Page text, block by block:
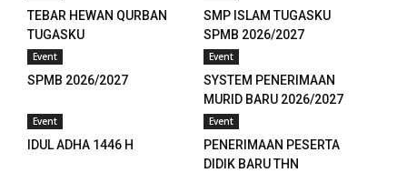
TEBAR HEWAN QURBAN
TUGASKU
SMP ISLAM TUGASKU
SPMB 2026/2027
Event
SPMB 2026/2027
Event
SYSTEM PENERIMAAN
MURID BARU 2026/2027
Event
IDUL ADHA 1446 H
Event
PENERIMAAN PESERTA
DIDIK BARU THN